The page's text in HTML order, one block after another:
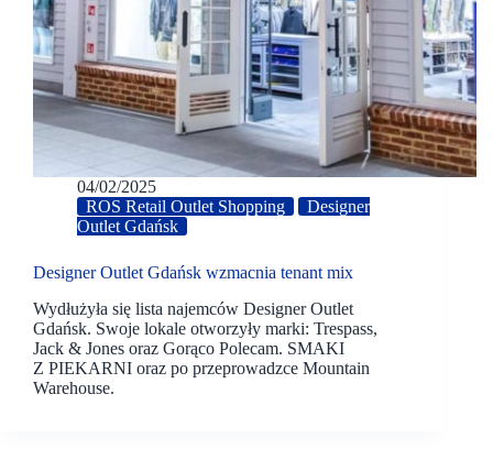
04/02/2025
ROS Retail Outlet Shopping
Designer
Outlet Gdańsk
Designer Outlet Gdańsk wzmacnia tenant mix
Wydłużyła się lista najemców Designer Outlet
Gdańsk. Swoje lokale otworzyły marki: Trespass,
Jack & Jones oraz Gorąco Polecam. SMAKI
Z PIEKARNI oraz po przeprowadzce Mountain
Warehouse.